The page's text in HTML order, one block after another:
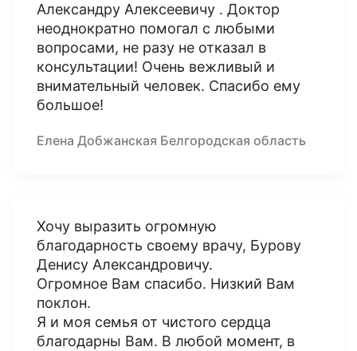
Александру Алексеевичу . Доктор
неоднократно помогал с любыми
вопросами, не разу не отказал в
консультации! Очень вежливый и
внимательный человек. Спасибо ему
большое!
Елена Добжанская Белгородская область
Хочу выразить огромную
благодарность своему врачу, Бурову
Денису Александровичу.
Огромное Вам спасибо. Низкий Вам
поклон.
Я и моя семья от чистого сердца
благодарны Вам. В любой момент, в